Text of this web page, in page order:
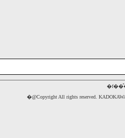
�@Copyright All rights reserved.